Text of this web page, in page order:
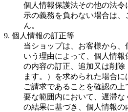
個人情報保護法その他の法令
示の義務を負わない場合は
ん。
9. 個人情報の訂正等
当ショップは、お客様から、
いう理由によって、個人情
の内容の訂正、追加又は削
ます。）を求められた場合
ご請求であることを確認の
要な範囲内において、遅滞
の結果に基づき、個人情報